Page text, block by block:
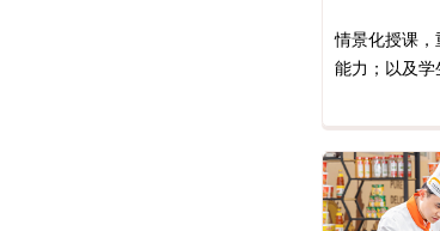
情景化授课，
能力；以及学